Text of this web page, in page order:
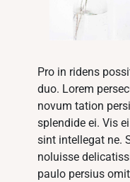
Pro in ridens
duo. Lorem
novum tation
splendide ei. Vis
sint intellegat ne.
noluisse
paulo persius